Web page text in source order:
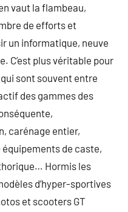
vaut la flambeau,
de efforts et
un informatique, neuve
C’est plus véritable pour
sont souvent entre
des gammes des
carénage entier,
de caste,
Hormis les
d’hyper-sportives
et scooters GT